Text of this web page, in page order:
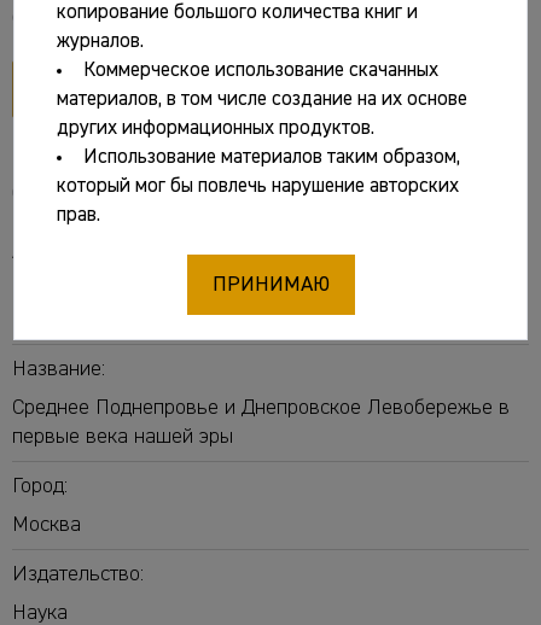
Файлы и ссылки
открыть PDF
Основные сведения
Авторы:
Обломский Андрей Михайлович Терпиловский
Ростислав Всеволодович
Название:
Среднее Поднепровье и Днепровское Левобережье в
первые века нашей эры
Город:
Москва
Издательство:
Наука
копирование большого количества книг и
журналов.
Коммерческое использование скачанных
материалов, в том числе создание на их основе
других информационных продуктов.
Использование материалов таким образом,
который мог бы повлечь нарушение авторских
прав.
ПРИНИМАЮ